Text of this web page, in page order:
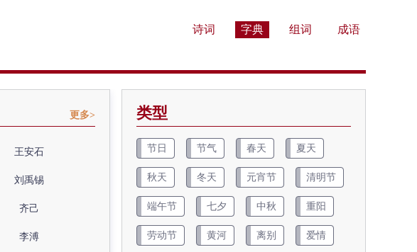
诗词 字典 组词 成语
更多>
王安石
刘禹锡
齐己
李溥
类型
节日 节气 春天 夏天
秋天 冬天 元宵节 清明节
端午节 七夕 中秋 重阳
劳动节 黄河 离别 爱情